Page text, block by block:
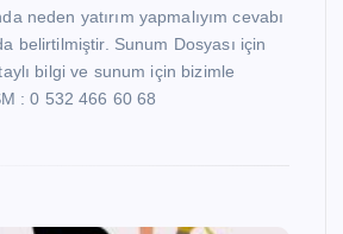
neden yatırım yapmalıyım cevabı
belirtilmiştir. Sunum Dosyası için
bilgi ve sunum için bizimle
: 0 532 466 60 68